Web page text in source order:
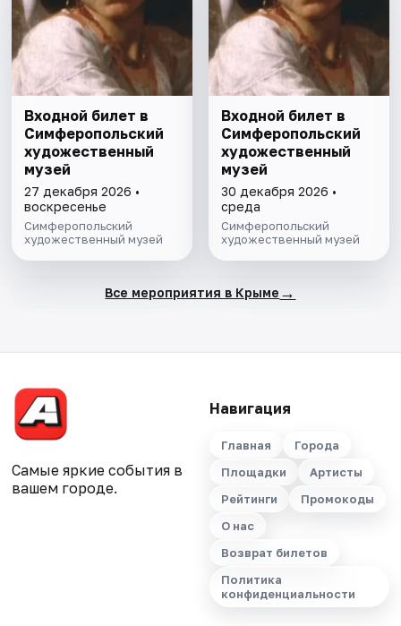
Входной билет в
Симферопольский
художественный
музей
27 декабря 2026 •
воскресенье
Симферопольский
художественный музей
Входной билет в
Симферопольский
художественный
музей
30 декабря 2026 •
среда
Симферопольский
художественный музей
Все мероприятия в Крыме →
Самые яркие события в
вашем городе.
Навигация
Главная
Города
Площадки
Артисты
Рейтинги
Промокоды
О нас
Возврат билетов
Политика
конфиденциальности